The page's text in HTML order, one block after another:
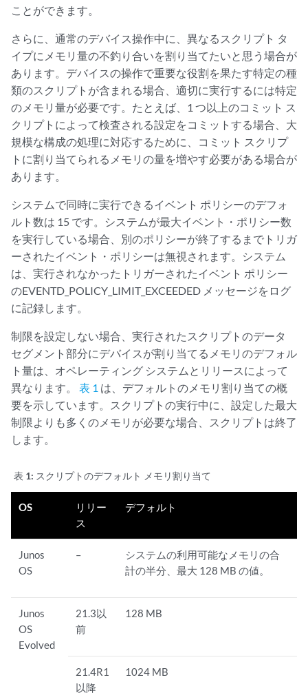
ことができます。
さらに、通常のデバイス操作中に、異なるスクリプト タ
イプにメモリ量の不釣り合いを割り当てたいと思う場合が
あります。デバイスの操作で重要な役割を果たす特定の種
類のスクリプトが含まれる場合、適切に実行するには特定
のメモリ量が必要です。たとえば、1 つ以上のコミット ス
クリプトによって検査される設定をコミットする場合、大
規模な構成の処理に対応するために、コミット スクリプ
トに割り当てられるメモリの量を増やす必要がある場合が
あります。
システムで同時に実行できるイベント ポリシーのデフォ
ルト数は 15 です。システムが最大イベント・ポリシー数
を実行している場合、別のポリシーが終了するまでトリガ
ーされたイベント・ポリシーは無視されます。システム
は、実行されなかったトリガーされたイベント ポリシー
のEVENTD_POLICY_LIMIT_EXCEEDED メッセージをログ
に記録します。
制限を設定しない場合、実行されたスクリプトのデータ
セグメント部分にデバイスが割り当てるメモリのデフォル
ト量は、オペレーティング システムとリリースによって
異なります。 表 1 は、デフォルトのメモリ割り当ての概
要を示しています。スクリプトの実行中に、設定した最大
制限よりも多くのメモリが必要な場合、スクリプトは終了
します。
表 1: スクリプトのデフォルト メモリ割り当て
OS
リリー
ス
デフォルト
Junos
OS
–
システムの利用可能なメモリの合
計の半分、最大 128 MB の値。
Junos
OS
Evolved
21.3以
前
128 MB
21.4R1
以降
1024 MB